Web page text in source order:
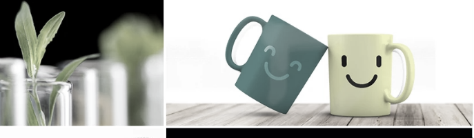
เกษตรศาสตร์ มีพื้นที่เขียวสดใส หนาแน่น
เป็นป่าในเมือง (URBAN FOREST)
เกษตรในเมือง (URBAN AGRICULTURE)
ที่นับรวมกันได้ประมาณ 1,400 ไร่
ให้กับประชาชน